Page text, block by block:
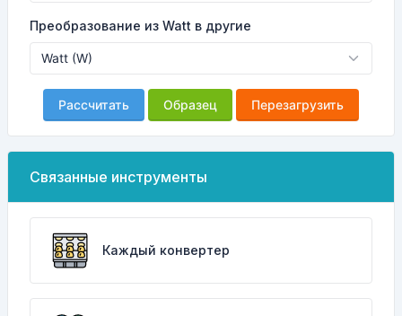
Преобразование из Watt в другие
Рассчитать Образец Перезагрузить
Связанные инструменты
Каждый конвертер